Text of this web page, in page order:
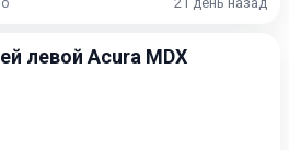
левой Acura MDX